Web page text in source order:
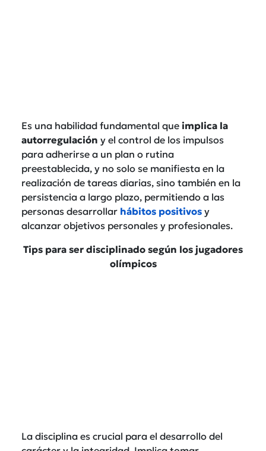
Es una habilidad fundamental que implica la
autorregulación y el control de los impulsos
para adherirse a un plan o rutina
preestablecida, y no solo se manifiesta en la
realización de tareas diarias, sino también en la
persistencia a largo plazo, permitiendo a las
personas desarrollar hábitos positivos y
alcanzar objetivos personales y profesionales.
Tips para ser disciplinado según los jugadores
olímpicos
La disciplina es crucial para el desarrollo del